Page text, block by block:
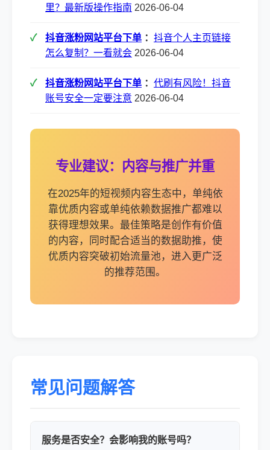
里？最新版操作指南 2026-06-04
抖音涨粉网站平台下单 ： 抖音个人主页链接
怎么复制？一看就会 2026-06-04
抖音涨粉网站平台下单 ： 代刷有风险！抖音
账号安全一定要注意 2026-06-04
专业建议：内容与推广并重
在2025年的短视频内容生态中，单纯依
靠优质内容或单纯依赖数据推广都难以
获得理想效果。最佳策略是创作有价值
的内容，同时配合适当的数据助推，使
优质内容突破初始流量池，进入更广泛
的推荐范围。
常见问题解答
服务是否安全？会影响我的账号吗？